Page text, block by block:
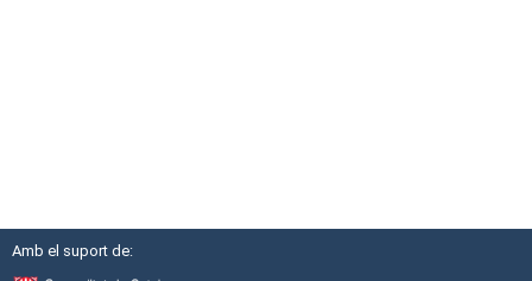
Amb el suport de: